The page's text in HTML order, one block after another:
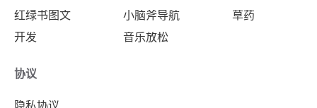
红绿书图文
开发
小脑斧导航
音乐放松
草药
协议